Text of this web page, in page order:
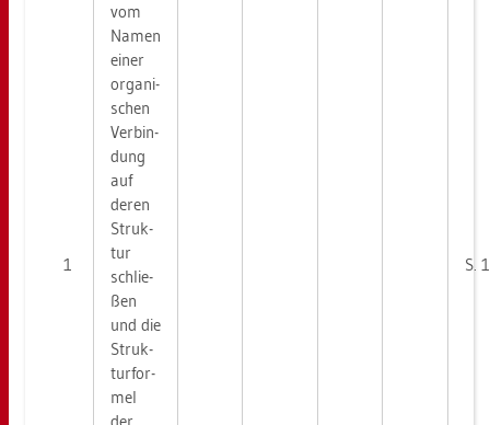
1
vom
Namen
einer
or­ga­ni­
schen
Ver­bin­
dung
auf
deren
Struk­
tur
schlie­
ßen
und die
Struk­
tur­for­
mel
S.